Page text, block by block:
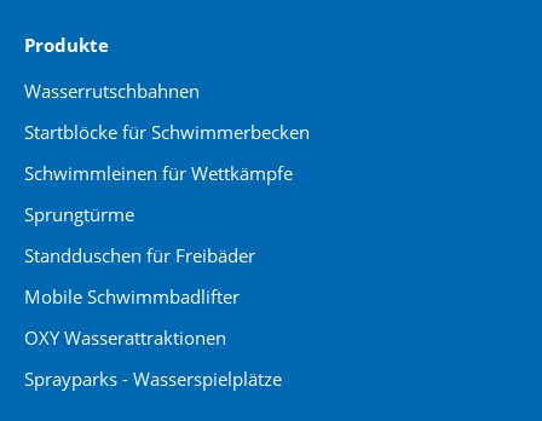
Produkte
Wasserrutschbahnen
Startblöcke für Schwimmerbecken
Schwimmleinen für Wettkämpfe
Sprungtürme
Standduschen für Freibäder
Mobile Schwimmbadlifter
OXY Wasserattraktionen
Sprayparks - Wasserspielplätze